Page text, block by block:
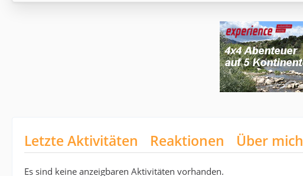
Letzte Aktivitäten Reaktionen Über mich
Es sind keine anzeigbaren Aktivitäten vorhanden.